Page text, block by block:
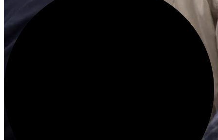
AUSSTELLUNGEN DES HISTORISCHEN ARCHIVS
ZEIG’S MIR! IMAGINES COLONIAE 2020